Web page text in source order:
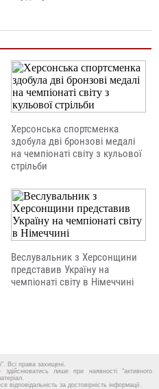
Херсонська спортсменка
здобула дві бронзові медалі
на чемпіонаті світу з кульової
стрільби
Веслувальник з Херсонщини
представив Україну на
чемпіонаті світу в Німеччині
Всі права захищені.
лише при наявності "активного
відповідальність за достовірність інформації.